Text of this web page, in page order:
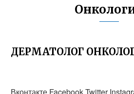
ДЕРМАТОЛОГ